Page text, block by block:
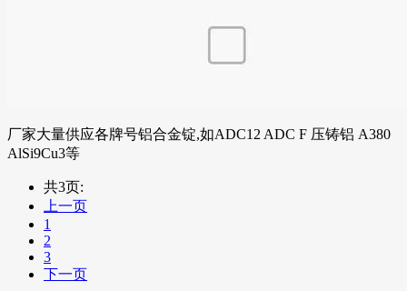
厂家大量供应各牌号铝合金锭,如ADC12 ADC F 压铸铝 A380
AlSi9Cu3等
共3页:
上一页
1
2
3
下一页